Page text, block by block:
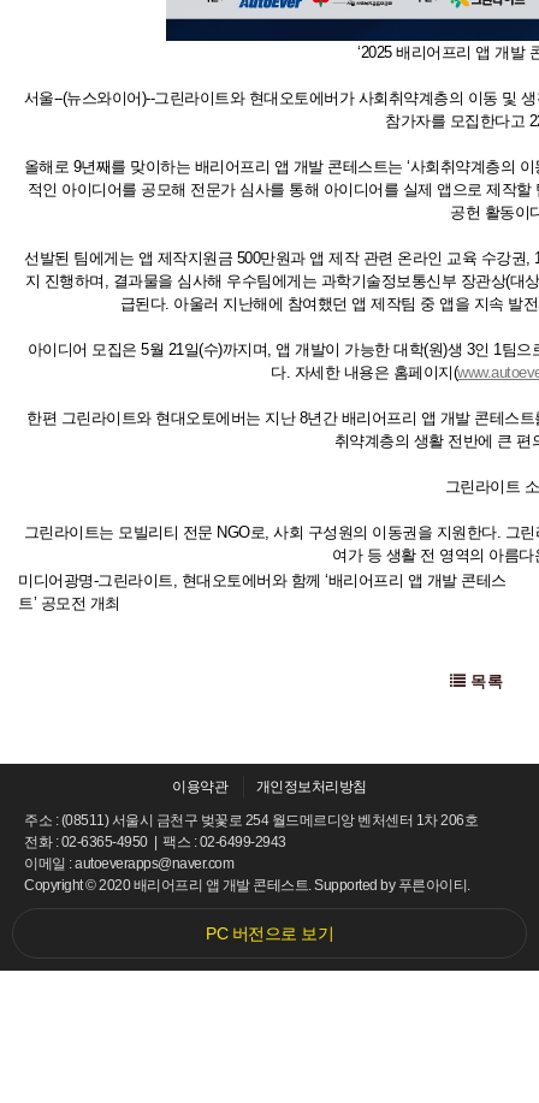
‘2025 배리어프리 앱 개발
서울--(뉴스와이어)--그린라이트와 현대오토에버가 사회취약계층의 이동 및
참가자를 모집한다고
올해로 9년째를 맞이하는 배리어프리 앱 개발 콘테스트는 ‘사회취약계층의
적인 아이디어를 공모해 전문가 심사를 통해 아이디어를 실제 앱으로 제작
공헌 활동이
선발된 팀에게는 앱 제작지원금 500만원과 앱 제작 관련 온라인 교육 수강
지 진행하며, 결과물을 심사해 우수팀에게는 과학기술정보통신부 장관상(대
급된다. 아울러 지난해에 참여했던 앱 제작팀 중 앱을 지속 발
아이디어 모집은 5월 21일(수)까지며, 앱 개발이 가능한 대학(원)생 3인 1팀
다. 자세한 내용은 홈페이지(
한편 그린라이트와 현대오토에버는 지난 8년간 배리어프리 앱 개발 콘테스
취약계층의 생활 전반에 큰 편
그린라이트
그린라이트는 모빌리티 전문 NGO로, 사회 구성원의 이동권을 지원한다. 그
여가 등 생활 전 영역의 아름
미디어광명-그린라이트, 현대오토에버와 함께 ‘배리어프리 앱 개발 콘테스
트’ 공모전 개최
목록
이용약관
개인정보처리방침
주소 : (08511) 서울시 금천구 벚꽃로 254 월드메르디앙 벤처센터 1차 206호
전화 : 02-6365-4950 | 팩스 : 02-6499-2943
이메일 : autoeverapps@naver.com
Copyright © 2020 배리어프리 앱 개발 콘테스트. Supported by 푸른아이티.
PC 버전으로 보기